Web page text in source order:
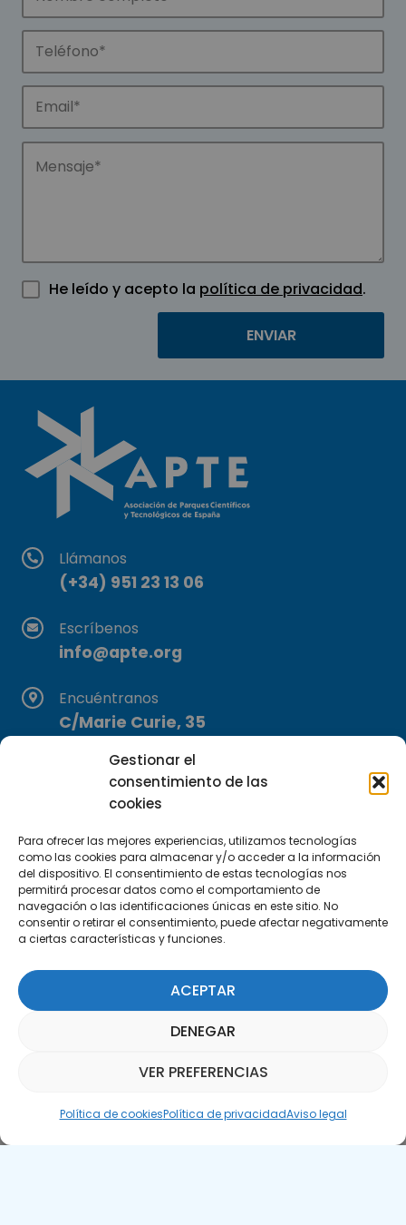
Gestionar el
consentimiento de las
cookies
Para ofrecer las mejores experiencias, utilizamos tecnologías
como las cookies para almacenar y/o acceder a la información
del dispositivo. El consentimiento de estas tecnologías nos
permitirá procesar datos como el comportamiento de
navegación o las identificaciones únicas en este sitio. No
consentir o retirar el consentimiento, puede afectar negativamente
a ciertas características y funciones.
ACEPTAR
DENEGAR
VER PREFERENCIAS
Política de cookiesPolítica de privacidadAviso legal
He leído y acepto la política de privacidad.
Llámanos
(+34) 951 23 13 06
Escríbenos
info@apte.org
Encuéntranos
C/Marie Curie, 35
Suscríbete a nuestra Newsletter
SUSCRÍBETE AQUÍ